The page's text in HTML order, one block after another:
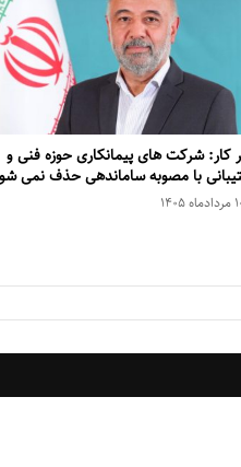
کار: شرکت های پیمانکاری حوزه فنی و
با مصوبه ساماندهی حذف نمی
۱۴۰۵